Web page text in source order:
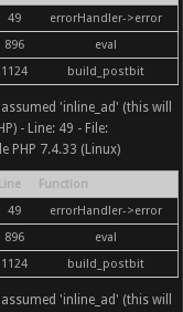
49
errorHandler->error
896
eval
1124 build_postbit
'inline_ad' (this will
- Line: 49 - File:
PHP 7.4.33 (Linux)
Line
Function
49
errorHandler->error
896
eval
1124 build_postbit
'inline_ad' (this will